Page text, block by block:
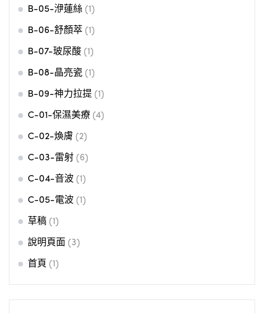
B-05-洢蓮絲 (1)
B-06-舒顏萃 (1)
B-07-玻尿酸 (1)
B-08-晶亮瓷 (1)
B-09-神力拉提 (1)
C-01-保濕美療 (4)
C-02-煥膚 (2)
C-03-雷射 (6)
C-04-音波 (1)
C-05-電波 (1)
草稿 (1)
說明頁面 (3)
首頁 (1)